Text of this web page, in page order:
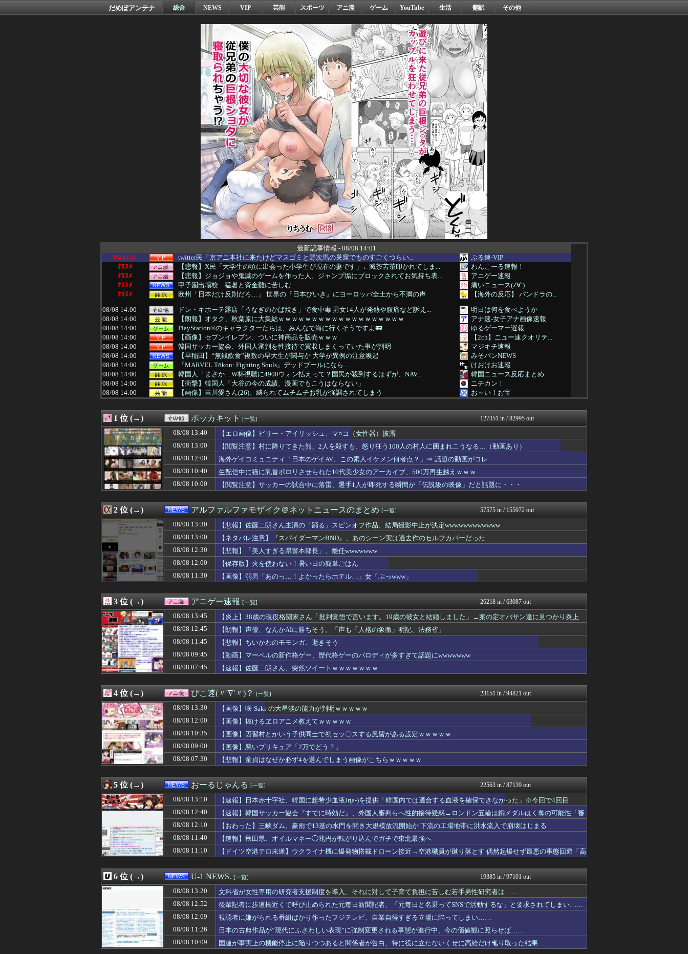
だめぽアンテナ 総合 NEWS VIP 芸能 スポーツ アニ漫 ゲーム YouTube 生活 翻訳 その他
最新記事情報 - 08/08 14:01
PickUp!
twitter民「京アニ本社に来たけどマスゴミと野次馬の巣窟でものすごくつらい...
ぶる速-VIP
ｵﾇﾇﾒ
【悲報】X民「大学生の頃に出会った小学生が現在の妻です」←滅茶苦茶叩かれてしま...
わんこーる速報！
ｵﾇﾇﾒ
【悲報】ジョジョや鬼滅のゲームを作った人、ジャンプ垢にブロックされてお気持ち表...
アニゲー速報
ｵﾇﾇﾒ
甲子園出場校 猛暑と資金難に苦しむ
痛いニュース(ﾉ∀`)
ｵﾇﾇﾒ
欧州「日本だけ反則だろ…」 世界の『日本びいき』にヨーロッパ全土から不満の声
【海外の反応】 パンドラの...
08/08 14:00
ドン・キホーテ露店「うなぎのかば焼き」で食中毒 男女14人が発熱や腹痛など訴え...
明日は何を食べようか
08/08 14:00
【朗報】オタク、秋葉原に大集結ｗｗｗｗｗｗｗｗｗｗｗｗｗｗｗｗｗｗｗ
アナ速‐女子アナ画像速報
08/08 14:00
PlayStation®のキャラクターたちは、みんなで海に行くそうですよ🚃
ゆるゲーマー遅報
08/08 14:00
【画像】セブンイレブン、ついに神商品を販売ｗｗｗ
【2ch】ニュー速クオリテ...
08/08 14:00
韓国サッカー協会、外国人審判を性接待で買収しまくっていた事が判明
マジキチ速報
08/08 14:00
【早稲田】“無銭飲食”複数の早大生が関与か 大学が異例の注意喚起
みそパンNEWS
08/08 14:00
『MARVEL Tōkon: Fighting Souls』デッドプールになら...
けおけお速報
08/08 14:00
韓国人「まさか…W杯視聴に4900ウォン払えって？国民が殺到するはずが、NAV...
韓国ニュース反応まとめ
08/08 14:00
【衝撃】韓国人「大谷の今の成績、漫画でもこうはならない」
ニチカン！
08/08 14:00
【画像】吉川愛さん(26)、縛られてムチムチお乳が強調されてしまう
お～い！お宝
08/08 13:59
【画像】クソ親「うちの子には絶対にゲームさせないしテレビも見させない！！！！！...
まとめたニュース
08/08 13:57
ツーリング中に軽自動車から執拗な煽り運転を受けていた。その数分後、思わぬ結末を...
素敵な鬼女様
08/08 13:55
【韓国】審判の性接待だけではなかった…韓国サッカー協会役職員、遊興・ゴルフに2...
08/08 13:55
中国SNS「アニメの世界が現実に」日本の高校生の様子に「青春」「うらやましい」...
国難にあってもの申す！！
08/08 13:50
【悲報】東科大医学部卒の美人YouTuber、直美で炎上・・・
VIPPER速報
08/08 13:50
SES10年目のワイ、転職するか迷う
思考ちゃんねる
08/08 13:48
誤って脳幹を摘出された女性､重篤な植物状態だが､意識は正常で何かを思考している...
ラビット速報
08/08 13:45
【炎上】38歳の現役格闘家さん「批判覚悟で言います。19歳の彼女と結婚しました...
アニゲー速報
08/08 13:45
お弁当の思い出
育児板拾い読み
08/08 13:42
9連休で良い
理想ちゃんねる
08/08 13:41
【朗報】元日テレ女子アナ脊山麻理子さん(46)イメージDVDを出してしまう（画...
mashlife通信
08/08 13:40
【修羅場】母『久々に会わない？』俺「いいよ」→ 小さいころに生き別れた母と妹が...
08/08 13:40
中国人の子供が溺れ、周りに助けを乞う父親と、スマホを向けてインプレ稼ぎの見物人
にゅーすアルー！
08/08 13:40
【エロ画像】ビリー・アイリッシュ、マ○コ（女性器）披露
ポッカキット
08/08 13:40
こんなんで支持されると思ってんの？ 〜 《お子様ランチの日の丸はどうなるの？》...
08/08 13:39
嫁「そのLINE気持ち悪い！離婚して！」俺「ウワキじゃないのに？」→ママ友との...
鬼女はみた -修羅場・恋愛...
08/08 13:39
【朗報】日本のおじいちゃん・おばあちゃん、半数以上がSNSを使いこなしていたｗ...
保守速報
08/08 13:39
毎日可愛くて美人だと言ってくれる夫。いつフィルターが外れて私がただのデブスおば...
08/08 13:38
シュート選手が結婚を発表、ネモ選手とウメハラ選手が婚姻届の証人に。
チゲ速
08/08 13:35
1、2年生の間で欠席者が多数出ているのに閉鎖しなかったせいで私立高一般入試週の...
子育てちゃんねる
08/08 13:35
ハードオフで3000円のこのノートパソコン見つけたんだけどどうですか？
ガジェット2ch
08/08 13:35
【速報】ウマ娘声優さん、結婚ｗｗｗｗｗｗｗｗ
ぐら速 -声優まとめ速報-
08/08 13:35
【驚愕】インスタ女さん、とんでもないものをアップしてしまいコメ欄閉鎖ｗｗｗｗｗ...
08/08 13:34
国税職員、税務調査で知り合った女性から1億5000万円を受け取り、競艇で3億円...
08/08 13:34
メッシは「史上最高の男子アスリート」か W杯で圧巻の活躍を受けて米メディアが称...
筋肉速報
08/08 13:33
【ｼｺ動画】和服の巨乳女さん、ノーブラお○ぱいがエ口過ぎるｗｗｗｗｗｗｗｗｗｗ...
えっ!?またここのサイト?
08/08 13:33
【おすすめ漫画】ご注文はうさぎですか癒される・・・・
08/08 13:31
【悲報】外人の「医療費未払い」が多すぎて病院が外人の治療を断るようになってしま...
おうまがタイムズ
08/08 13:31
ナイナイ岡村、家事をめぐる妻の不満に「言ってくれたら済む話やん」になるみ「バイ...
気団談
08/08 13:31
デニー、辺野古沖事故の防カメ映像「遺族の気持ち踏まえたものかくみ取り切れず」
08/08 13:31
【ウマ娘】ライトオの水着は叡智なスリングショットじゃなくて多分これ。
ウマ娘まとめ速報うまろぐ
08/08 13:30
今シーズン ソフトバンクに8勝3敗だった西武ライオンズさん 気が付いたら9勝9...
08/08 13:30
【画像】咲-Saki-の大星淡の能力が判明ｗｗｗｗｗ
08/08 13:30
【朗報】SAROS、完売！
08/08 13:30
【悲報】佐藤二朗さん主演の「踊る」スピンオフ作品、結局撮影中止が決定wwwww...
アルファルファモザイク＠ネ...
08/08 13:30
◆リーガ◆スペイン代表ＭＦロドリ、レアル入り目前から一転、バルサ加入へ 現地メ...
08/08 13:30
【悲報】佐藤二朗さん、Ｘを更新「妻から『ハグでもしてみっか』と言われました」ｗ...
キニ速
08/08 13:30
[セガサミーHD]2027年3月期 第1四半期 決算関連資料公開。ゲーム事業は...
PlaySphere | ...
08/08 13:30
スロッターさん「とある魔術の禁書目録2は喰種を超える事を意識して作ってるだけあ...
パチンコ・パチスロ.com
08/08 13:30
【祝】ナリタブライアン役の衣川里佳さんがご結婚！おめでとうございます！
ウマ娘うまぴょい速報
好きな芸能人やスポーツ選手を挙げるたびに「Ｂ専」と決めつけられる私。ちゃんと否...
修羅場ハザード -復讐・D...
08/08 13:29
デジモンがここにきて過去最高益、2000年のアニメ放送当時を上回る
漫画まとめ速報
08/08 13:29
参政党、福岡県議選に30人擁立方針 神谷代表「新しい選択肢を」
08/08 13:27
「怒ったら6秒我慢すれば怒りは収まる」って言うけど・・・
ぶる速-VIP
08/08 13:26
ドジャース、守護神・ディアスが逆転サヨナラホームランを被弾…泥沼の7連敗
なんじぇいスタジアム＠なん...
08/08 13:25
【悲報】とにかくヤりたくてブスと付き合ったらｗｗｗｗｗｗｗｗｗｗｗwwww
08/08 13:23
ショートスリーパー堀大輔、涙を流す
かせまと！
08/08 13:21
【悲報】佐藤二朗さん主演の「踊る」スピンオフ作品、結局撮影中止が決定wwwww...
なんじぇいスタジアム＠なん...
文科省が女性専用の研究者支援制度を導入、それに対して子育て負担に苦しむ若手男性...
U-1 NEWS.
08/08 13:19
金川紗耶ちゃん、ぎっくり腰のお知らせ…【乃木坂46】
坂道情報通～乃木坂46まと...
08/08 13:19
これでほぼナムル
ねこのあまやどり
08/08 13:18
でも大野愛実センターならぶっちゃけ逆転ホームランだろ
乃木坂46まとめ 乃木りん...
08/08 13:18
ワイ「オラーッ！手マンでイケオラーッ！」彼女「ま、待ってワイくんッ！」→こうな...
まとめCUP
08/08 13:17
【えｗ】韓国サッカー協会が外国人審判を性接待疑惑 → 韓国ネットに動揺広がる「...
もえるあじあ(･∀･)
1 位 (→) ポッカキット [一覧] 127351 in / 82995 out
08/08 13:40
【エロ画像】ビリー・アイリッシュ、マ○コ（女性器）披露
08/08 13:00
【閲覧注意】村に降りてきた熊、2人を殺すも、怒り狂う100人の村人に囲まれこうなる…（動画あり）
08/08 12:00
海外ゲイコミュニティ「日本のゲイAV、この素人イケメン何者点？」⇒ 話題の動画がコレ
08/08 10:40
生配信中に猫に乳首ポロリさせられた10代美少女のアーカイブ、500万再生越えｗｗｗ
08/08 10:00
【閲覧注意】サッカーの試合中に落雷、選手1人が即死する瞬間が「伝説級の映像」だと話題に・・・
2 位 (→) アルファルファモザイク＠ネットニュースのまとめ [一覧] 57575 in / 155972 out
08/08 13:30
【悲報】佐藤二朗さん主演の「踊る」スピンオフ作品、結局撮影中止が決定wwwwwwwwwwww
08/08 13:00
【ネタバレ注意】『スパイダーマンBND』、あのシーン実は過去作のセルフカバーだった
08/08 12:30
【悲報】「美人すぎる県警本部長」、離任wwwwwww
08/08 12:00
【保存版】火を使わない！暑い日の簡単ごはん
08/08 11:30
【画像】弱男「あのっ…！よかったらホテル…」女「ぷっwww」
3 位 (→) アニゲー速報 [一覧] 26218 in / 63087 out
08/08 13:45
【炎上】38歳の現役格闘家さん「批判覚悟で言います。19歳の彼女と結婚しました」→案の定オバサン達に見つかり炎上
08/08 12:45
【朗報】声優、なんかAIに勝ちそう。「声も「人格の象徴」明記、法務省」
08/08 11:45
【悲報】ちいかわのモモンガ、逝きそう
08/08 09:45
【動画】マーベルの新作格ゲー、歴代格ゲーのパロディが多すぎて話題にwwwwwww
08/08 07:45
【速報】佐藤二朗さん、突然ツイートｗｗｗｗｗｗｗ
4 位 (→) ぴこ速(〃'∇'〃)？ [一覧] 23151 in / 94821 out
08/08 13:30
【画像】咲-Saki-の大星淡の能力が判明ｗｗｗｗｗ
08/08 12:00
【画像】抜けるヱロアニメ教えてｗｗｗｗｗ
08/08 10:35
【画像】因習村とかいう子供同士で初セッ〇スする風習がある設定ｗｗｗｗｗ
08/08 09:00
【画像】悪いプリキュア「2万でどう？」
08/08 07:30
【悲報】童貞はなぜか必ず4を選んでしまう画像がこちらｗｗｗｗｗ
5 位 (→) おーるじゃんる [一覧] 22563 in / 87139 out
08/08 13:10
【速報】日本赤十字社、韓国に超希少血液Jr(a-)を提供「韓国内では適合する血液を確保できなかった」※今回で4回目
08/08 12:40
【速報】韓国サッカー協会『すでに時効だ』、外国人審判らへ性的接待疑惑→ロンドン五輪は銅メダルはく奪の可能性「審
判の国籍は日本、UAE、イラン」
08/08 12:10
【おわった】三峡ダム、豪雨で13基の水門を開き大規模放流開始か 下流の工場地帯に洪水流入で崩壊はじまる
08/08 11:40
【速報】秋田県、オイルマネー◯兆円が転がり込んでガチで東北最強へ
08/08 11:10
【ドイツ空港テロ未遂】ウクライナ機に爆発物搭載ドローン接近→空港職員が蹴り落とす 偶然起爆せず最悪の事態回避「高
6 位 (→) U-1 NEWS. [一覧] 19385 in / 97101 out
08/08 13:20
文科省が女性専用の研究者支援制度を導入、それに対して子育て負担に苦しむ若手男性研究者は……
08/08 12:52
後輩記者に歩道橋近くで呼び止められた元毎日新聞記者、「元毎日と名乗ってSNSで活動するな」と要求されてしまい……
08/08 12:09
視聴者に嫌がられる番組ばかり作ったフジテレビ、自業自得すぎる立場に陥ってしまい……
08/08 11:26
日本の古典作品が”現代にふさわしい表現”に強制変更される事態が進行中、今の価値観に照らせば……
08/08 10:09
国連が事実上の機能停止に陥りつつあると関係者が告白、特に役に立たないくせに高給だけ毟り取った結果……